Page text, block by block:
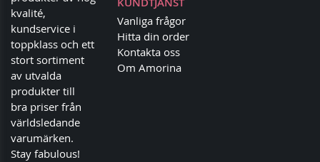
kvalité,
kundservice i
toppklass och ett
stort sortiment
av utvalda
produkter till
bra priser från
världsledande
varumärken.
Stay fabulous!
Vanliga frågor
Hitta din order
Kontakta oss
Om Amorina